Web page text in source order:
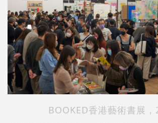
BOOKED香港藝術書展，